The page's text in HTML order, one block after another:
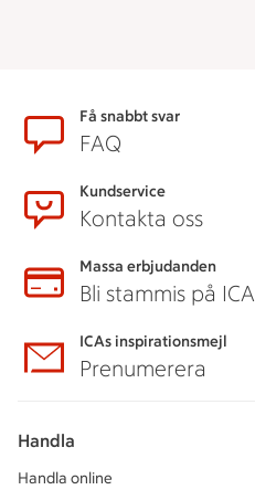
SidfotFå snabbt svar
FAQ
Kundservice
Kontakta oss
Massa erbjudanden
Bli stammis på ICA
ICAs inspirationsmejl
Prenumerera
Handla
Handla online